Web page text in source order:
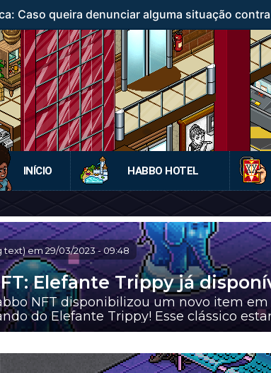
Caso queira denunciar alguma situação
INÍCIO HABBO HOTEL
text) em29/03/2023-09:48
Elefante Trippy já
NFT disponibilizou um novo item em
do Elefante Trippy! Esse clássico